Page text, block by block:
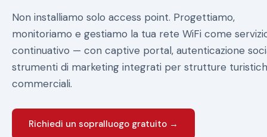
Non installiamo solo access point. Progettiamo,
monitoriamo e gestiamo la tua rete WiFi come
continuativo — con captive portal, autenticazione
strumenti di marketing integrati per strutture
commerciali.
Richiedi un sopralluogo gratuito →